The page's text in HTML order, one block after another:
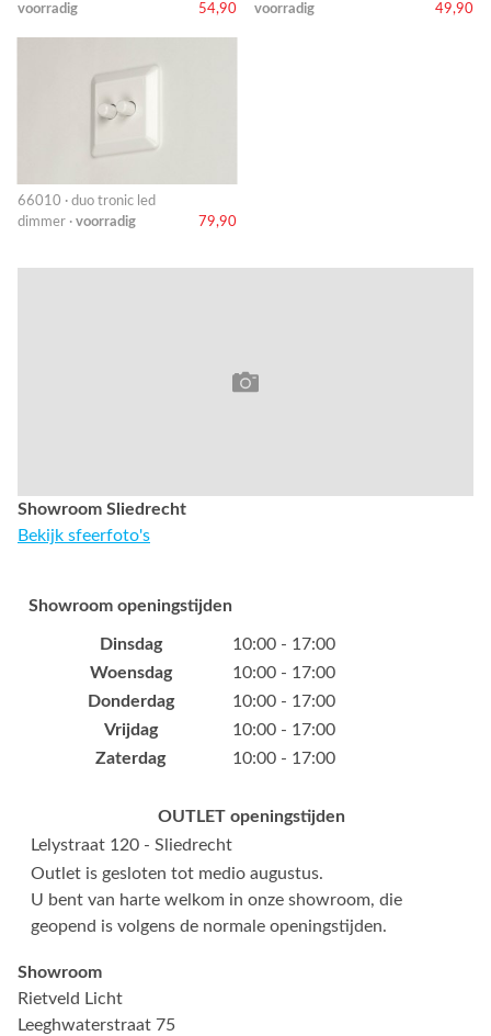
voorradig
54,90
voorradig
49,90
66010 · duo tronic led
dimmer · voorradig 79,90
Showroom Sliedrecht
Bekijk sfeerfoto's
Showroom openingstijden
Dinsdag
10:00 - 17:00
Woensdag
10:00 - 17:00
Donderdag
10:00 - 17:00
Vrijdag
10:00 - 17:00
Zaterdag
10:00 - 17:00
OUTLET openingstijden
Lelystraat 120 - Sliedrecht
Outlet is gesloten tot medio augustus.
U bent van harte welkom in onze showroom, die
geopend is volgens de normale openingstijden.
Showroom
Rietveld Licht
Leeghwaterstraat 75